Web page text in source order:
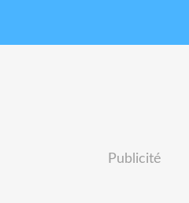
Publicité